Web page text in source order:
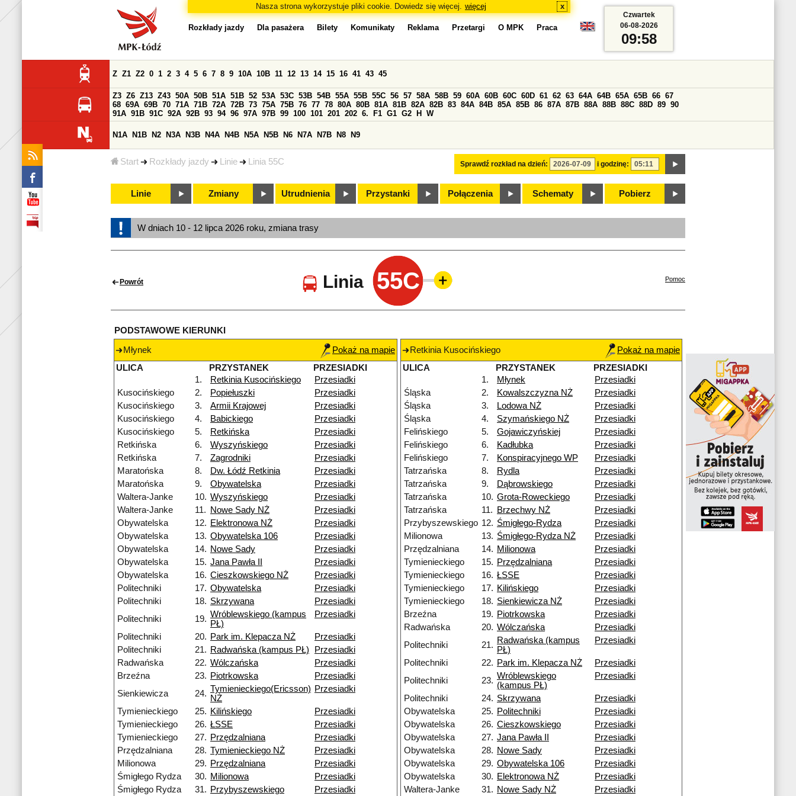
Nasza strona wykorzystuje pliki cookie. Dowiedz się więcej. więcej x
Start Rozkłady jazdy Linie Linia 55C
Rozkłady jazdy Dla pasażera Bilety Komunikaty Reklama Przetargi O MPK Praca
Sprawdź rozkład na dzień: i godzinę:
Z Z1 Z2 0 1 2 3 4 5 6 7 8 9 10A 10B 11 12 13 14 15 16 41 43 45
Z3 Z6 Z13 Z43 50A 50B 51A 51B 52 53A 53C 53B 54B 55A 55B 55C 56 57 58A 58B 59 60A 60B 60C 60D 61 62 63 64A 64B 65A 65B 66 67
68 69A 69B 70 71A 71B 72A 72B 73 75A 75B 76 77 78 80A 80B 81A 81B 82A 82B 83 84A 84B 85A 85B 86 87A 87B 88A 88B 88C 88D 89 90
91A 91B 91C 92A 92B 93 94 96 97A 97B 99 100 101 201 202 6. F1 G1 G2 H W
N1A N1B N2 N3A N3B N4A N4B N5A N5B N6 N7A N7B N8 N9
Linie Zmiany Utrudnienia Przystanki Połączenia Schematy Pobierz
Czwartek
06-08-2026
09:58
W dniach 10 - 12 lipca 2026 roku, zmiana trasy
Powrót Linia 55C Pomoc
PODSTAWOWE KIERUNKI
Młynek
Pokaż na mapie
ULICA
PRZYSTANEK
PRZESIADKI
1.
Retkinia Kusocińskiego
Przesiadki
Kusocińskiego
2. Popiełuszki
Przesiadki
Kusocińskiego
3. Armii Krajowej
Przesiadki
Kusocińskiego
4. Babickiego
Przesiadki
Kusocińskiego
5. Retkińska
Przesiadki
Retkińska
6. Wyszyńskiego
Przesiadki
Retkińska
7. Zagrodniki
Przesiadki
Maratońska
8. Dw. Łódź Retkinia
Przesiadki
Maratońska
9. Obywatelska
Przesiadki
Waltera-Janke
10. Wyszyńskiego
Przesiadki
Waltera-Janke
11. Nowe Sady NŻ
Przesiadki
Obywatelska
12. Elektronowa NŻ
Przesiadki
Obywatelska
13. Obywatelska 106
Przesiadki
Obywatelska
14. Nowe Sady
Przesiadki
Obywatelska
15. Jana Pawła II
Przesiadki
Obywatelska
16. Cieszkowskiego NŻ
Przesiadki
Politechniki
17. Obywatelska
Przesiadki
Politechniki
18. Skrzywana
Przesiadki
Politechniki
19. Wróblewskiego (kampus
PŁ)
Przesiadki
Politechniki 20. Park im. Klepacza NŻ
Przesiadki
Politechniki
21. Radwańska (kampus PŁ)
Przesiadki
Radwańska
22. Wólczańska
Przesiadki
Brzeźna
23. Piotrkowska
Przesiadki
Sienkiewicza
24. Tymienieckiego(Ericsson)
NŻ
Przesiadki
Tymienieckiego 25. Kilińskiego
Przesiadki
Tymienieckiego
26. ŁSSE
Przesiadki
Tymienieckiego
27. Przędzalniana
Przesiadki
Przędzalniana
28. Tymienieckiego NŻ
Przesiadki
Milionowa
29. Przędzalniana
Przesiadki
Śmigłego Rydza
30. Milionowa
Przesiadki
Śmigłego Rydza
31. Przybyszewskiego Przesiadki
Retkinia Kusocińskiego
Pokaż na mapie
ULICA
PRZYSTANEK
PRZESIADKI
1.
Młynek
Przesiadki
Śląska
2. Kowalszczyzna NŻ
Przesiadki
Śląska
3. Lodowa NŻ
Przesiadki
Śląska
4. Szymańskiego NŻ
Przesiadki
Felińskiego
5. Gojawiczyńskiej
Przesiadki
Felińskiego
6. Kadłubka
Przesiadki
Felińskiego
7. Konspiracyjnego WP
Przesiadki
Tatrzańska
8. Rydla
Przesiadki
Tatrzańska
9. Dąbrowskiego
Przesiadki
Tatrzańska
10. Grota-Roweckiego
Przesiadki
Tatrzańska
11. Brzechwy NŻ
Przesiadki
Przybyszewskiego 12. Śmigłego-Rydza
Przesiadki
Milionowa
13. Śmigłego-Rydza NŻ
Przesiadki
Przędzalniana
14. Milionowa
Przesiadki
Tymienieckiego
15. Przędzalniana
Przesiadki
Tymienieckiego
16. ŁSSE
Przesiadki
Tymienieckiego
17. Kilińskiego
Przesiadki
Tymienieckiego
18. Sienkiewicza NŻ
Przesiadki
Brzeźna
19. Piotrkowska
Przesiadki
Radwańska
20. Wólczańska
Przesiadki
Politechniki
21. Radwańska (kampus
PŁ)
Przesiadki
Politechniki 22. Park im. Klepacza NŻ
Przesiadki
Politechniki
23. Wróblewskiego
(kampus PŁ)
Przesiadki
Politechniki 24. Skrzywana
Przesiadki
Obywatelska
25. Politechniki
Przesiadki
Obywatelska
26. Cieszkowskiego
Przesiadki
Obywatelska
27. Jana Pawła II
Przesiadki
Obywatelska
28. Nowe Sady
Przesiadki
Obywatelska
29. Obywatelska 106
Przesiadki
Obywatelska
30. Elektronowa NŻ
Przesiadki
Waltera-Janke
31. Nowe Sady NŻ Przesiadki